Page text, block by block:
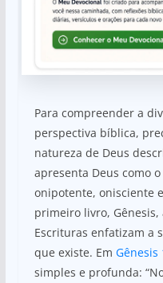
Para compreender a
perspectiva bíblica,
natureza de Deus
apresenta Deus como
onipotente, onisciente
primeiro livro, Gênesis,
Escrituras enfatizam a
que existe. Em Gênesis
simples e profunda: